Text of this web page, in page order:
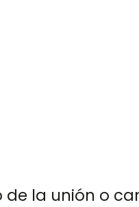
de la unión o